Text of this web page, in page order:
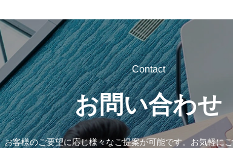
Contact
お問い合わせ
お客様のご要望に応じ様々なご提案が可能です。 お気軽に